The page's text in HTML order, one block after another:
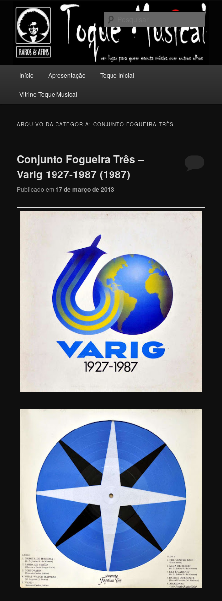
conteúdo
principal
conteúdo
secundário
Toque Musical
Um lugar para quem escuta música com outros olhos.
principal
Início Apresentação Toque Inicial
Vitrine Toque Musical
ARQUIVO DA CATEGORIA:CONJUNTO FOGUEIRA TRÊS
Conjunto Fogueira Três –
Varig 1927-1987 (1987)
Publicado em17 de março de 2013